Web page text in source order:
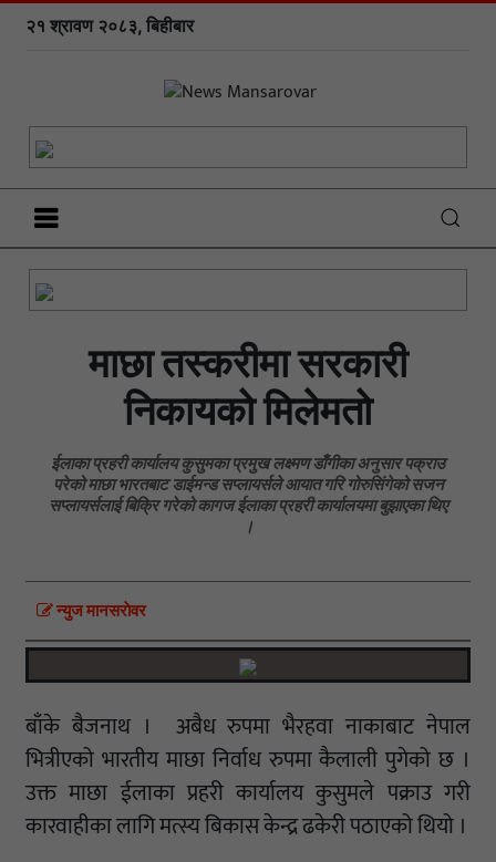
२१ श्रावण २०८३, बिहीबार
माछा तस्करीमा सरकारी
निकायको मिलेमतो
ईलाका प्रहरी कार्यालय कुसुमका प्रमुख लक्ष्मण डाँगीका अनुसार पक्राउ
परेको माछा भारतबाट डाईमन्ड सप्लायर्सले आयात गरि गोरुसिंगेको सजन
सप्लायर्सलाई बिक्रि गरेको कागज ईलाका प्रहरी कार्यालयमा बुझाएका थिए
।
न्युज मानसराेवर
बाँके बैजनाथ । अबैध रुपमा भैरहवा नाकाबाट नेपाल
भित्रीएको भारतीय माछा निर्वाध रुपमा कैलाली पुगेको छ ।
उक्त माछा ईलाका प्रहरी कार्यालय कुसुमले पक्राउ गरी
कारवाहीका लागि मत्स्य बिकास केन्द्र ढकेरी पठाएको थियो ।